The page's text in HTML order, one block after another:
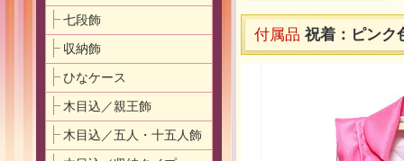
付属品 祝着：ピンク
七段飾
収納飾
ひなケース
木目込／親王飾
木目込／五人・十五人飾